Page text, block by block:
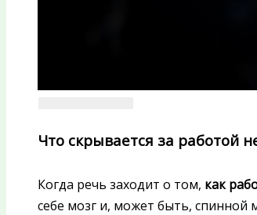
Что скрывается за работой
Когда речь заходит о том, как
себе мозг и, может быть, спинной